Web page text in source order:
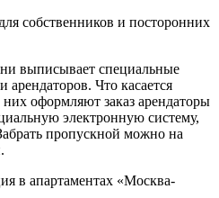
собственников и посторонних
выписывает специальные
арендаторов. Что касается
оформляют заказ арендаторы
электронную систему,
пропускной можно на
в апартаментах «Москва-